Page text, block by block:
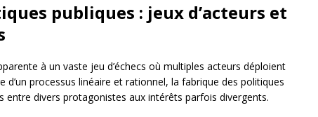
publiques : jeux d’acteurs et
à un vaste jeu d’échecs où multiples acteurs déploient
d’un processus linéaire et rationnel, la fabrique des politiques
entre divers protagonistes aux intérêts parfois divergents.